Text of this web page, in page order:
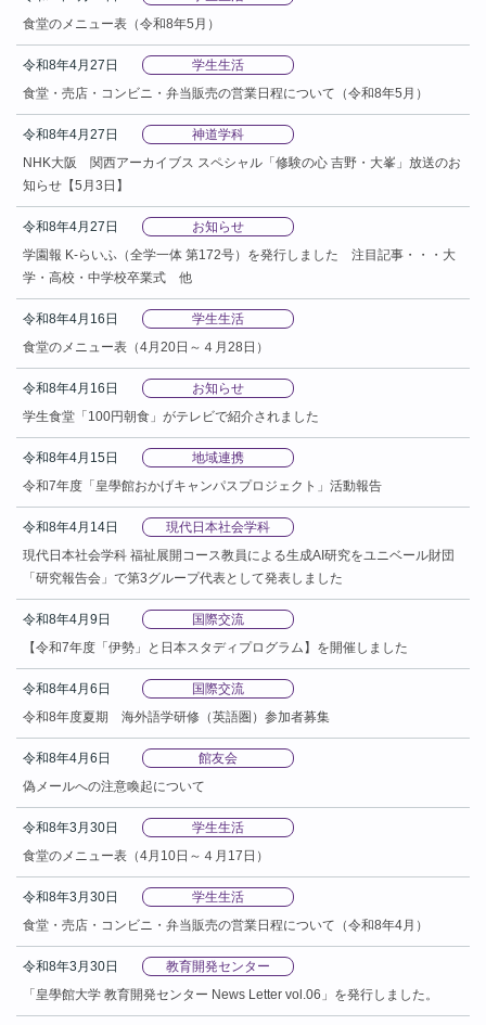
食堂のメニュー表（令和8年5月）
令和8年4月27日
学生生活
食堂・売店・コンビニ・弁当販売の営業日程について（令和8年5月）
令和8年4月27日
神道学科
NHK大阪 関西アーカイブス スペシャル「修験の心 吉野・大峯」放送のお
知らせ【5月3日】
令和8年4月27日
お知らせ
学園報 K-らいふ（全学一体 第172号）を発行しました 注目記事・・・大
学・高校・中学校卒業式 他
令和8年4月16日
学生生活
食堂のメニュー表（4月20日～４月28日）
令和8年4月16日
お知らせ
学生食堂「100円朝食」がテレビで紹介されました
令和8年4月15日
地域連携
令和7年度「皇學館おかげキャンパスプロジェクト」活動報告
令和8年4月14日
現代日本社会学科
現代日本社会学科 福祉展開コース教員による生成AI研究をユニベール財団
「研究報告会」で第3グループ代表として発表しました
令和8年4月9日
国際交流
【令和7年度「伊勢」と日本スタディプログラム】を開催しました
令和8年4月6日
国際交流
令和8年度夏期 海外語学研修（英語圏）参加者募集
令和8年4月6日
館友会
偽メールへの注意喚起について
令和8年3月30日
学生生活
食堂のメニュー表（4月10日～４月17日）
令和8年3月30日
学生生活
食堂・売店・コンビニ・弁当販売の営業日程について（令和8年4月）
令和8年3月30日
教育開発センター
「皇學館大学 教育開発センター News Letter vol.06」を発行しました。